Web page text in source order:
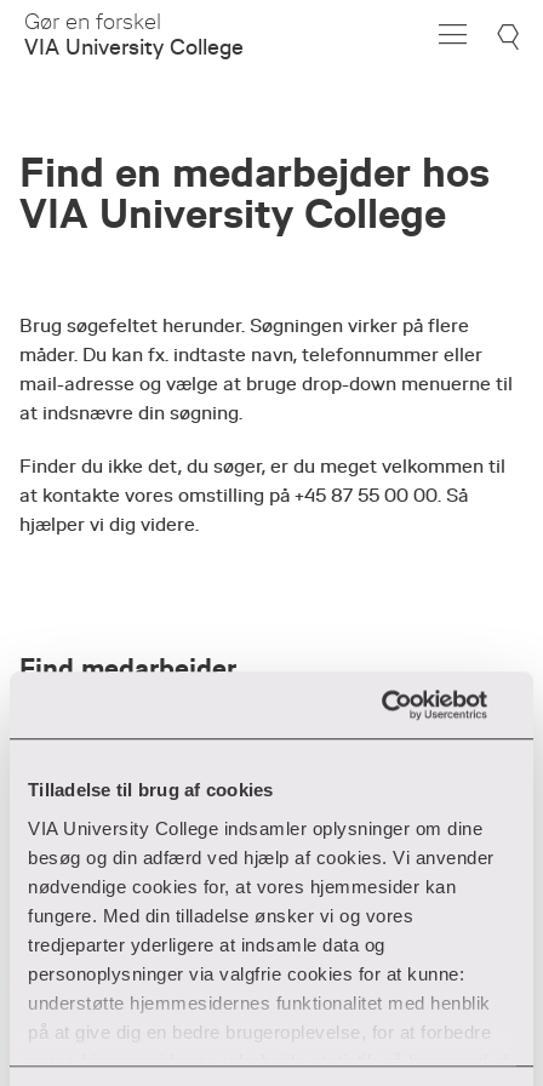
Tilladelse til brug af cookies
VIA University College indsamler oplysninger om dine
besøg og din adfærd ved hjælp af cookies. Vi anvender
nødvendige cookies for, at vores hjemmesider kan
fungere. Med din tilladelse ønsker vi og vores
tredjeparter yderligere at indsamle data og
personoplysninger via valgfrie cookies for at kunne:
understøtte hjemmesidernes funktionalitet med henblik
på at give dig en bedre brugeroplevelse, for at forbedre
vores hjemmesider og udarbejde statistik på baggrund af
Skip
Main
Gør en forskel
VIA University College
Find en medarbejder hos
VIA University College
Brug søgefeltet herunder. Søgningen virker på flere
måder. Du kan fx. indtaste navn, telefonnummer eller
mail-adresse og vælge at bruge drop-down menuerne til
at indsnævre din søgning.
Finder du ikke det, du søger, er du meget velkommen til
at kontakte vores omstilling på +45 87 55 00 00. Så
hjælper vi dig videre.
Find medarbejder
Filter
Ryd filtre
Din søgning gav desværre ikke noget resultat
Giv ikke op endnu!